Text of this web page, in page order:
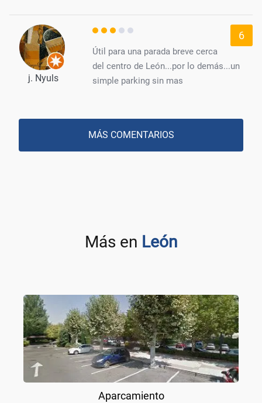
j. Nyuls
6
Útil para una parada breve cerca
del centro de León...por lo demás...un
simple parking sin mas
MÁS COMENTARIOS
Más en León
Aparcamiento